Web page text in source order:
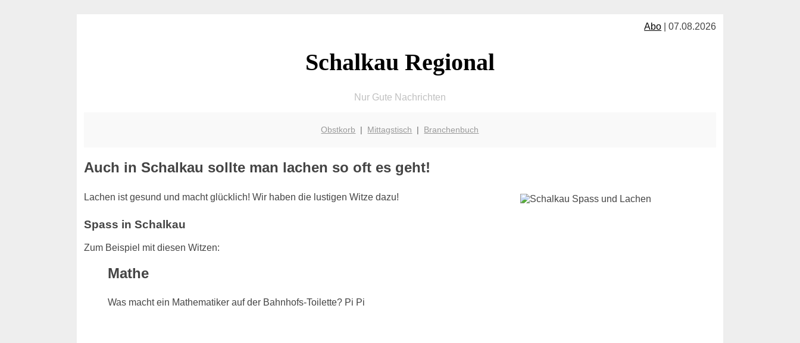
Abo | 07.08.2026
Schalkau Regional
Nur Gute Nachrichten
Obstkorb | Mittagstisch | Branchenbuch
Auch in Schalkau sollte man lachen so oft es geht!
Lachen ist gesund und macht glücklich! Wir haben die lustigen Witze dazu!
Spass in Schalkau
Zum Beispiel mit diesen Witzen:
Mathe
Was macht ein Mathematiker auf der Bahnhofs-Toilette? Pi Pi